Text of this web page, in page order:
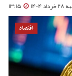
13:15
اقتصاد